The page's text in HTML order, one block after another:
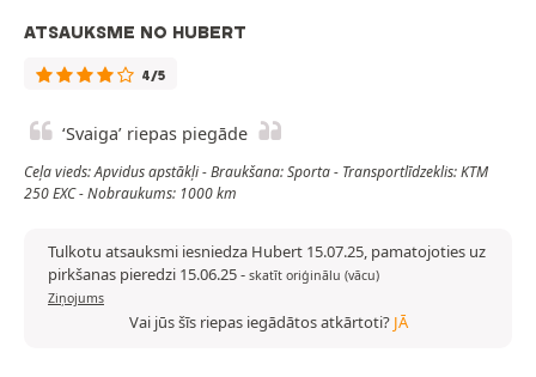
ATSAUKSME NO HUBERT
4/5
‘Svaiga’ riepas piegāde
Ceļa vieds: Apvidus apstākļi - Braukšana: Sporta - Transportlīdzeklis: KTM
250 EXC - Nobraukums: 1000 km
Tulkotu atsauksmi iesniedza Hubert 15.07.25, pamatojoties uz
pirkšanas pieredzi 15.06.25- skatīt oriģinālu (vācu)
Ziņojums
Vai jūs šīs riepas iegādātos atkārtoti? JĀ